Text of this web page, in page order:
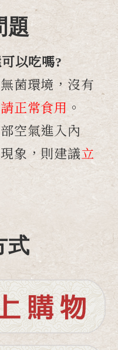
題
以吃嗎?
菌環境，沒有
正常食用。
空氣進入內
象，則建議立
式